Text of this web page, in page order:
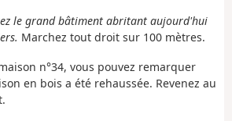
le grand bâtiment abritant aujourd'hui
Marchez tout droit sur 100 mètres.
n°34, vous pouvez remarquer
en bois a été rehaussée. Revenez au